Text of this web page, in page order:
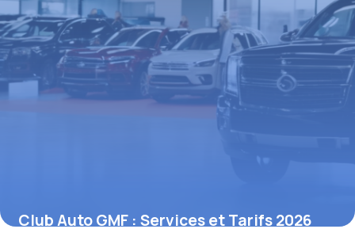
Club Auto GMF : Services et Tarifs 2026